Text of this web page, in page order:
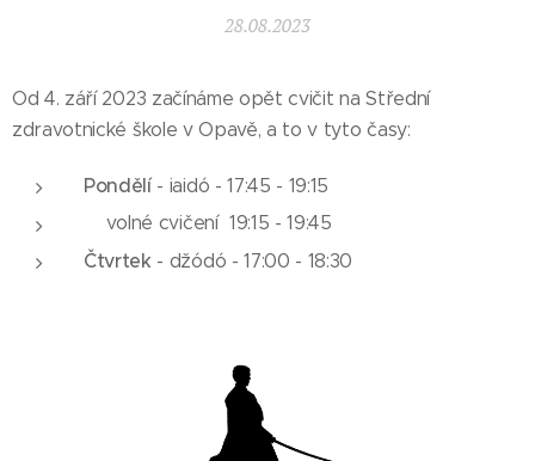
28.08.2023
Od 4. září 2023 začínáme opět cvičit na Střední
zdravotnické škole v Opavě, a to v tyto časy:
Pondělí- iaidó - 17:45 - 19:15
volné cvičení 19:15 - 19:45
Čtvrtek- džódó - 17:00 - 18:30